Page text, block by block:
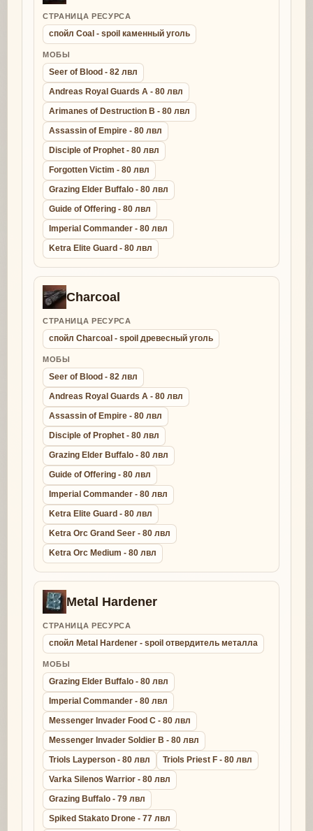
СТРАНИЦА РЕСУРСА
спойл Coal - spoil каменный уголь
МОБЫ
Seer of Blood - 82 лвл
Andreas Royal Guards A - 80 лвл
Arimanes of Destruction B - 80 лвл
Assassin of Empire - 80 лвл
Disciple of Prophet - 80 лвл
Forgotten Victim - 80 лвл
Grazing Elder Buffalo - 80 лвл
Guide of Offering - 80 лвл
Imperial Commander - 80 лвл
Ketra Elite Guard - 80 лвл
Charcoal
СТРАНИЦА РЕСУРСА
спойл Charcoal - spoil древесный уголь
МОБЫ
Seer of Blood - 82 лвл
Andreas Royal Guards A - 80 лвл
Assassin of Empire - 80 лвл
Disciple of Prophet - 80 лвл
Grazing Elder Buffalo - 80 лвл
Guide of Offering - 80 лвл
Imperial Commander - 80 лвл
Ketra Elite Guard - 80 лвл
Ketra Orc Grand Seer - 80 лвл
Ketra Orc Medium - 80 лвл
Metal Hardener
СТРАНИЦА РЕСУРСА
спойл Metal Hardener - spoil отвердитель металла
МОБЫ
Grazing Elder Buffalo - 80 лвл
Imperial Commander - 80 лвл
Messenger Invader Food C - 80 лвл
Messenger Invader Soldier B - 80 лвл
Triols Layperson - 80 лвл
Triols Priest F - 80 лвл
Varka Silenos Warrior - 80 лвл
Grazing Buffalo - 79 лвл
Spiked Stakato Drone - 77 лвл